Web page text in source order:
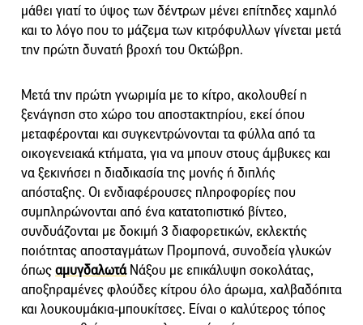
μάθει γιατί το ύψος των δέντρων μένει επίτηδες χαμηλό
και το λόγο που το μάζεμα των κιτρόφυλλων γίνεται μετά
την πρώτη δυνατή βροχή του Οκτώβρη.
Μετά την πρώτη γνωριμία με το κίτρο, ακολουθεί η
ξενάγηση στο χώρο του αποστακτηρίου, εκεί όπου
μεταφέρονται και συγκεντρώνονται τα φύλλα από τα
οικογενειακά κτήματα, για να μπουν στους άμβυκες και
να ξεκινήσει η διαδικασία της μονής ή διπλής
απόσταξης. Οι ενδιαφέρουσες πληροφορίες που
συμπληρώνονται από ένα κατατοπιστικό βίντεο,
συνδυάζονται με δοκιμή 3 διαφορετικών, εκλεκτής
ποιότητας αποσταγμάτων Προμπονά, συνοδεία γλυκών
όπωςαμυγδαλωτάΝάξου με επικάλυψη σοκολάτας,
αποξηραμένες φλούδες κίτρου όλο άρωμα, χαλβαδόπιτα
και λουκουμάκια-μπουκίτσες. Είναι ο καλύτερος τόπος